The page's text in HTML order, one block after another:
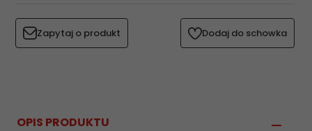
Zapytaj o produkt Dodaj do schowka
OPIS PRODUKTU